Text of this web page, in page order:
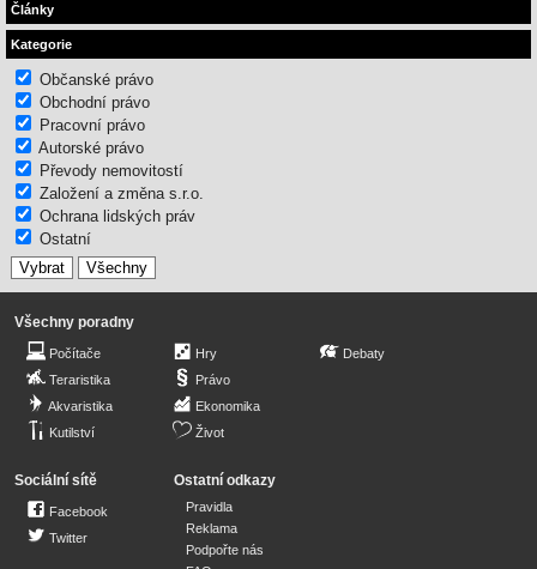
Články
Kategorie
Občanské právo
Obchodní právo
Pracovní právo
Autorské právo
Převody nemovitostí
Založení a změna s.r.o.
Ochrana lidských práv
Ostatní
Všechny poradny
Počítače
Teraristika
Akvaristika
Kutilství
Hry
Právo
Ekonomika
Život
Debaty
Sociální sítě
Facebook
Twitter
Ostatní odkazy
Pravidla
Reklama
Podpořte nás